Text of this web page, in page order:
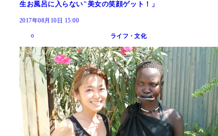
生お風呂に入らない"美女の笑顔ゲット！」
2017年08月10日 15:00
ライフ・文化